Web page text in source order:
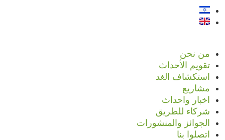
من نحن
تقويم الأحداث
استكشاف الغد
مشاريع
اخبار واحداث
شركاء للطريق
الجوائز والمنشورات
اتصلوا بنا